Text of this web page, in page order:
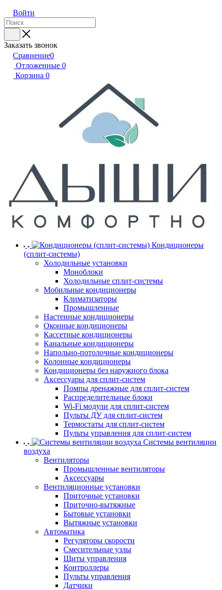
Войти
Заказать звонок
Сравнение0
Отложенные 0
Корзина 0
Кондиционеры
(сплит-системы)
Холодильные установки
Моноблоки
Холодильные сплит-системы
Мобильные кондиционеры
Климатизаторы
Промышленные
Настенные кондиционеры
Оконные кондиционеры
Кассетные кондиционеры
Канальные кондиционеры
Напольно-потолочные кондиционеры
Колонные кондиционеры
Кондиционеры без наружного блока
Аксессуары для сплит-систем
Помпы дренажные для сплит-систем
Распределительные блоки
Wi-Fi модули для сплит-систем
Пульты ДУ для сплит-систем
Термостаты для сплит-систем
Пульты управления для сплит-систем
Системы вентиляции
воздуха
Вентиляторы
Промышленные вентиляторы
Аксессуары
Вентиляционные установки
Приточные установки
Приточно-вытяжные
Бытовые установки
Вытяжные установки
Автоматика
Регуляторы скорости
Смесительные узлы
Щиты управления
Контроллеры
Пульты управления
Датчики